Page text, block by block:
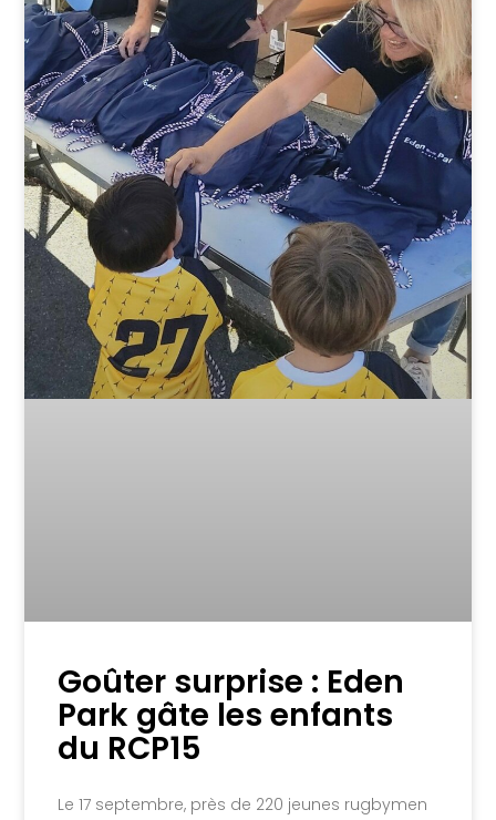
Goûter surprise : Eden
Park gâte les enfants
du RCP15
Le 17 septembre, près de 220 jeunes rugbymen